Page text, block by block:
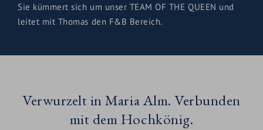
Sie kümmert sich um unser TEAM OF THE QUEEN und
leitet mit Thomas den F&B Bereich.
Verwurzelt in Maria Alm. Verbunden
mit dem Hochkönig.